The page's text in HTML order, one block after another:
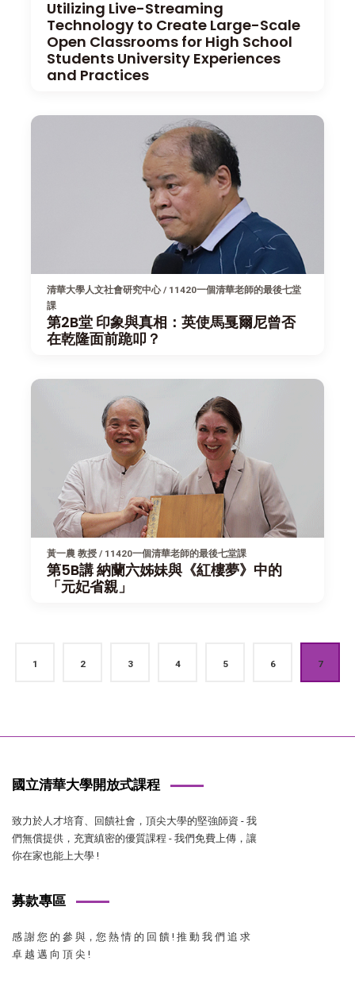
Utilizing Live-Streaming
Technology to Create Large-Scale
Open Classrooms for High School
Students University Experiences
and Practices
清華大學人文社會研究中心 / 11420一個清華老師的最後七堂
課
第2B堂 印象與真相：英使馬戛爾尼曾否
在乾隆面前跪叩？
黃一農 教授 / 11420一個清華老師的最後七堂課
第5B講 納蘭六姊妹與《紅樓夢》中的
「元妃省親」
1 2 3 4 5 6 7
國立清華大學開放式課程
致力於人才培育、回饋社會，頂尖大學的堅強師資 - 我
們無償提供，充實縝密的優質課程 - 我們免費上傳，讓
你在家也能上大學 !
募款專區
感 謝 您 的 參 與，您 熱 情 的 回 饋 ! 推 動 我 們 追 求
卓 越 邁 向 頂 尖 !